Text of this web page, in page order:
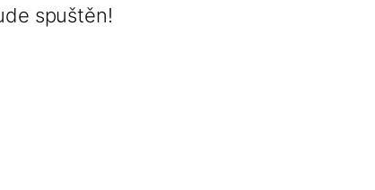
spuštěn!